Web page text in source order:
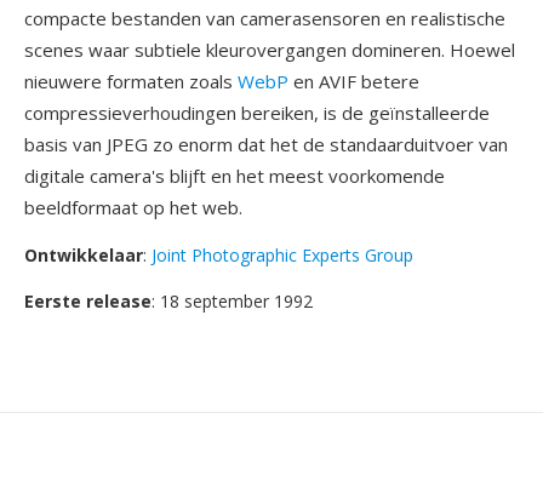
compacte bestanden van camerasensoren en realistische
scenes waar subtiele kleurovergangen domineren. Hoewel
nieuwere formaten zoals WebP en AVIF betere
compressieverhoudingen bereiken, is de geïnstalleerde
basis van JPEG zo enorm dat het de standaarduitvoer van
digitale camera's blijft en het meest voorkomende
beeldformaat op het web.
Ontwikkelaar: Joint Photographic Experts Group
Eerste release: 18 september 1992